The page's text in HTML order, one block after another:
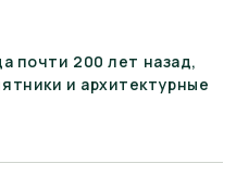
почти 200 лет назад,
и архитектурные